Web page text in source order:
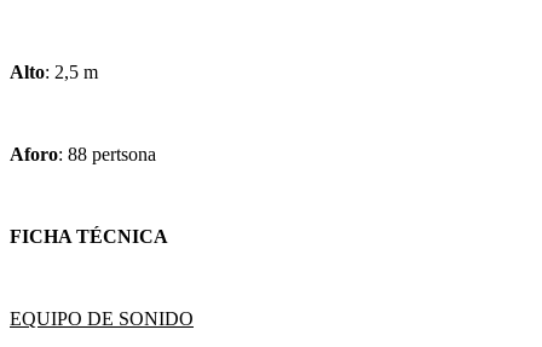
Alto: 2,5 m
Aforo: 88 pertsona
FICHA TÉCNICA
EQUIPO DE SONIDO